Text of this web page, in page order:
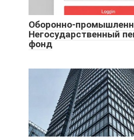
Оборонно-
Негосударственный
фонд